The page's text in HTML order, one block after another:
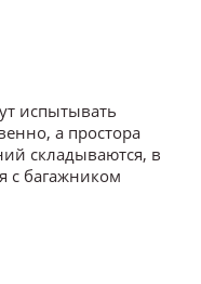
испытывать
а простора
складываются, в
с багажником